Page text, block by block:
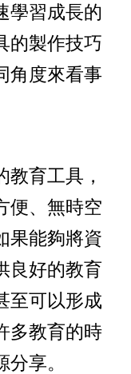
學習成長的
的製作技巧
角度來看事
育工具，
便、無時空
果能夠將資
良好的教育
至可以形成
多教育的時
享。